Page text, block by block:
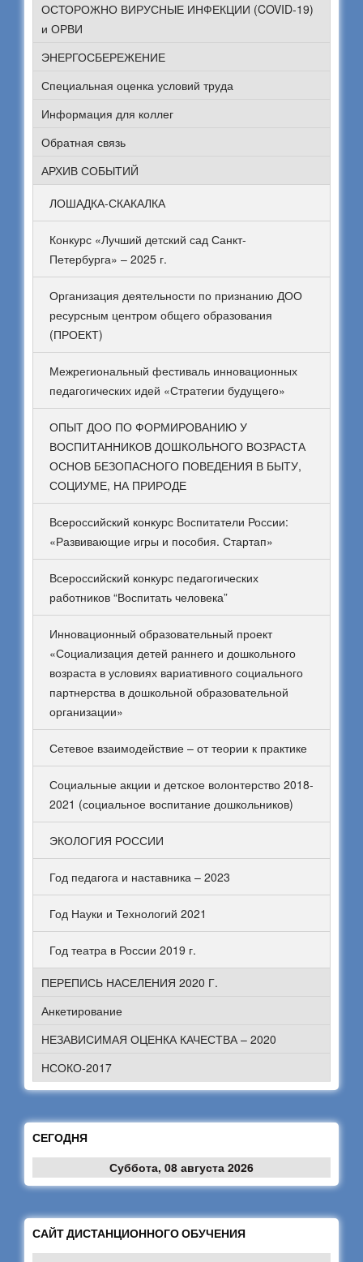
ОСТОРОЖНО ВИРУСНЫЕ ИНФЕКЦИИ (COVID-19)
и ОРВИ
ЭНЕРГОСБЕРЕЖЕНИЕ
Специальная оценка условий труда
Информация для коллег
Обратная связь
АРХИВ СОБЫТИЙ
ЛОШАДКА-СКАКАЛКА
Конкурс «Лучший детский сад Санкт-
Петербурга» – 2025 г.
Организация деятельности по признанию ДОО
ресурсным центром общего образования
(ПРОЕКТ)
Межрегиональный фестиваль инновационных
педагогических идей «Стратегии будущего»
ОПЫТ ДОО ПО ФОРМИРОВАНИЮ У
ВОСПИТАННИКОВ ДОШКОЛЬНОГО ВОЗРАСТА
ОСНОВ БЕЗОПАСНОГО ПОВЕДЕНИЯ В БЫТУ,
СОЦИУМЕ, НА ПРИРОДЕ
Всероссийский конкурс Воспитатели России:
«Развивающие игры и пособия. Стартап»
Всероссийский конкурс педагогических
работников “Воспитать человека”
Инновационный образовательный проект
«Социализация детей раннего и дошкольного
возраста в условиях вариативного социального
партнерства в дошкольной образовательной
организации»
Сетевое взаимодействие – от теории к практике
Социальные акции и детское волонтерство 2018-
2021 (социальное воспитание дошкольников)
ЭКОЛОГИЯ РОССИИ
Год педагога и наставника – 2023
Год Науки и Технологий 2021
Год театра в России 2019 г.
ПЕРЕПИСЬ НАСЕЛЕНИЯ 2020 Г.
Анкетирование
НЕЗАВИСИМАЯ ОЦЕНКА КАЧЕСТВА – 2020
НСОКО-2017
СЕГОДНЯ
Суббота, 08 августа 2026
САЙТ ДИСТАНЦИОННОГО ОБУЧЕНИЯ